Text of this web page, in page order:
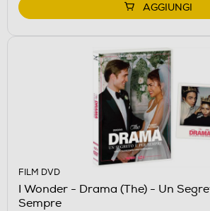
AGGIUNGI
FILM DVD
I Wonder - Drama (The) - Un
Sempre